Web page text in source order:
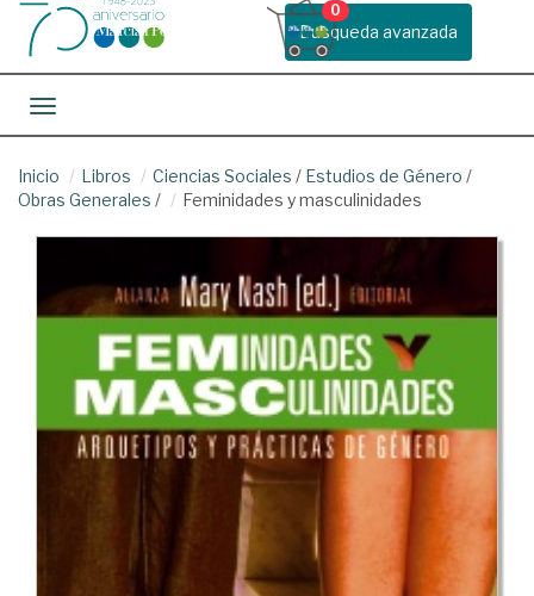
Busqueda avanzada
0
Toggle navigation
Inicio Libros Ciencias Sociales / Estudios de Género /
Obras Generales / Feminidades y masculinidades